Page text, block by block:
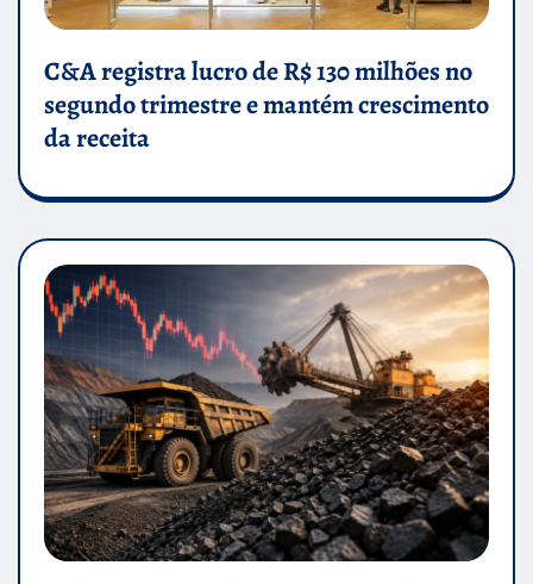
C&A registra lucro de R$ 130 milhões no
segundo trimestre e mantém crescimento
da receita